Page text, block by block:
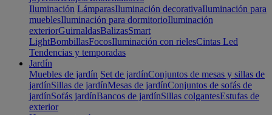
Iluminación LámparasIluminación decorativaIluminación para
mueblesIluminación para dormitorioIluminación
exteriorGuirnaldasBalizasSmart
LightBombillasFocosIluminación con rielesCintas Led
Tendencias y temporadas
Jardín
Muebles de jardín Set de jardínConjuntos de mesas y sillas de
jardínSillas de jardínMesas de jardínConjuntos de sofás de
jardínSofás jardínBancos de jardínSillas colgantesEstufas de
exterior